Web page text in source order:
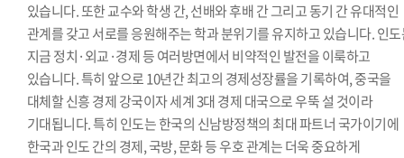
있습니다. 또한 교수와 학생 간, 선배와 후배 간 그리고 동기 간 유대적인
관계를 갖고 서로를 응원해주는 학과 분위기를 유지하고 있습니다. 인
지금 정치·외교·경제 등 여러방면에서 비약적인 발전을 이룩하고
있습니다. 특히 앞으로 10년간 최고의 경제성장률을 기록하여, 중국을
대체할 신흥 경제 강국이자 세계 3대 경제 대국으로 우뚝 설 것이라
기대됩니다. 특히 인도는 한국의 신남방정책의 최대 파트너 국가이기에
한국과 인도 간의 경제, 국방, 문화 등 우호 관계는 더욱 중요하게